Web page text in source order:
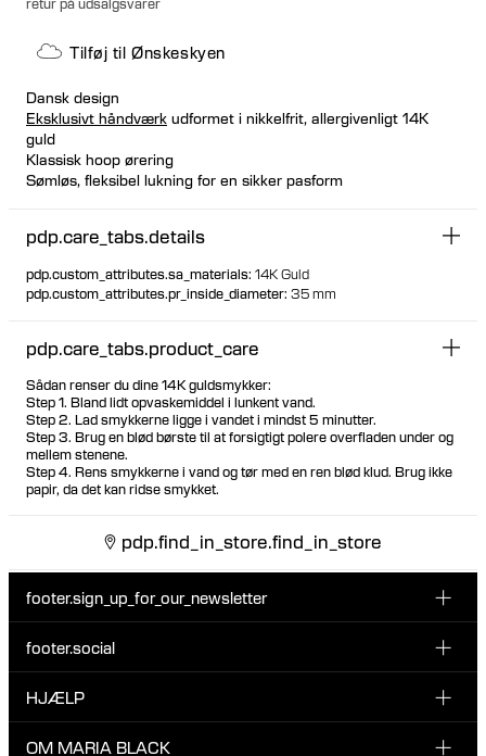
Tilføj til Ønskeskyen
Dansk design
Eksklusivt håndværk udformet i nikkelfrit, allergivenligt 14K
guld
Klassisk hoop ørering
Sømløs, fleksibel lukning for en sikker pasform
pdp.care_tabs.details
pdp.custom_attributes.sa_materials: 14K Guld
pdp.custom_attributes.pr_inside_diameter: 35 mm
pdp.care_tabs.product_care
Sådan renser du dine 14K guldsmykker:
Step 1. Bland lidt opvaskemiddel i lunkent vand.
Step 2. Lad smykkerne ligge i vandet i mindst 5 minutter.
Step 3. Brug en blød børste til at forsigtigt polere overfladen under og
mellem stenene.
Step 4. Rens smykkerne i vand og tør med en ren blød klud. Brug ikke
papir, da det kan ridse smykket.
pdp.find_in_store.find_in_store
footer.sign_up_for_our_newsletter
Tilmeld dig vores nyhedsbrev og vær den første til at blive
footer.social
INSTAGRAM
HJÆLP
KUNDESERVICE & KONTAKT
OM MARIA BLACK